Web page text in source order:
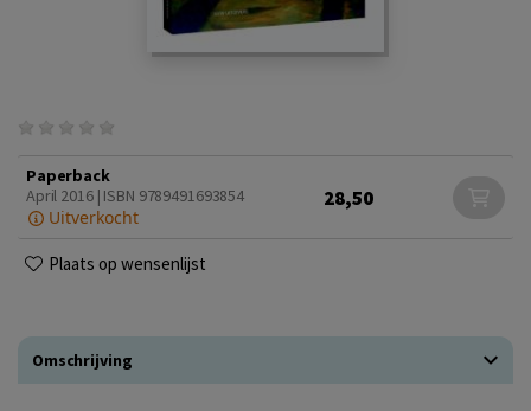
Paperback
April 2016 | ISBN 9789491693854
Uitverkocht
28,50
Plaats op wensenlijst
Omschrijving